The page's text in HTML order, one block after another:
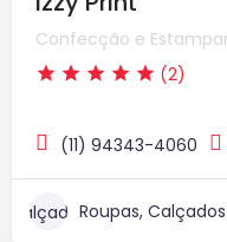
Confecção e
(2)
(11) 94343-4060
Roupas,